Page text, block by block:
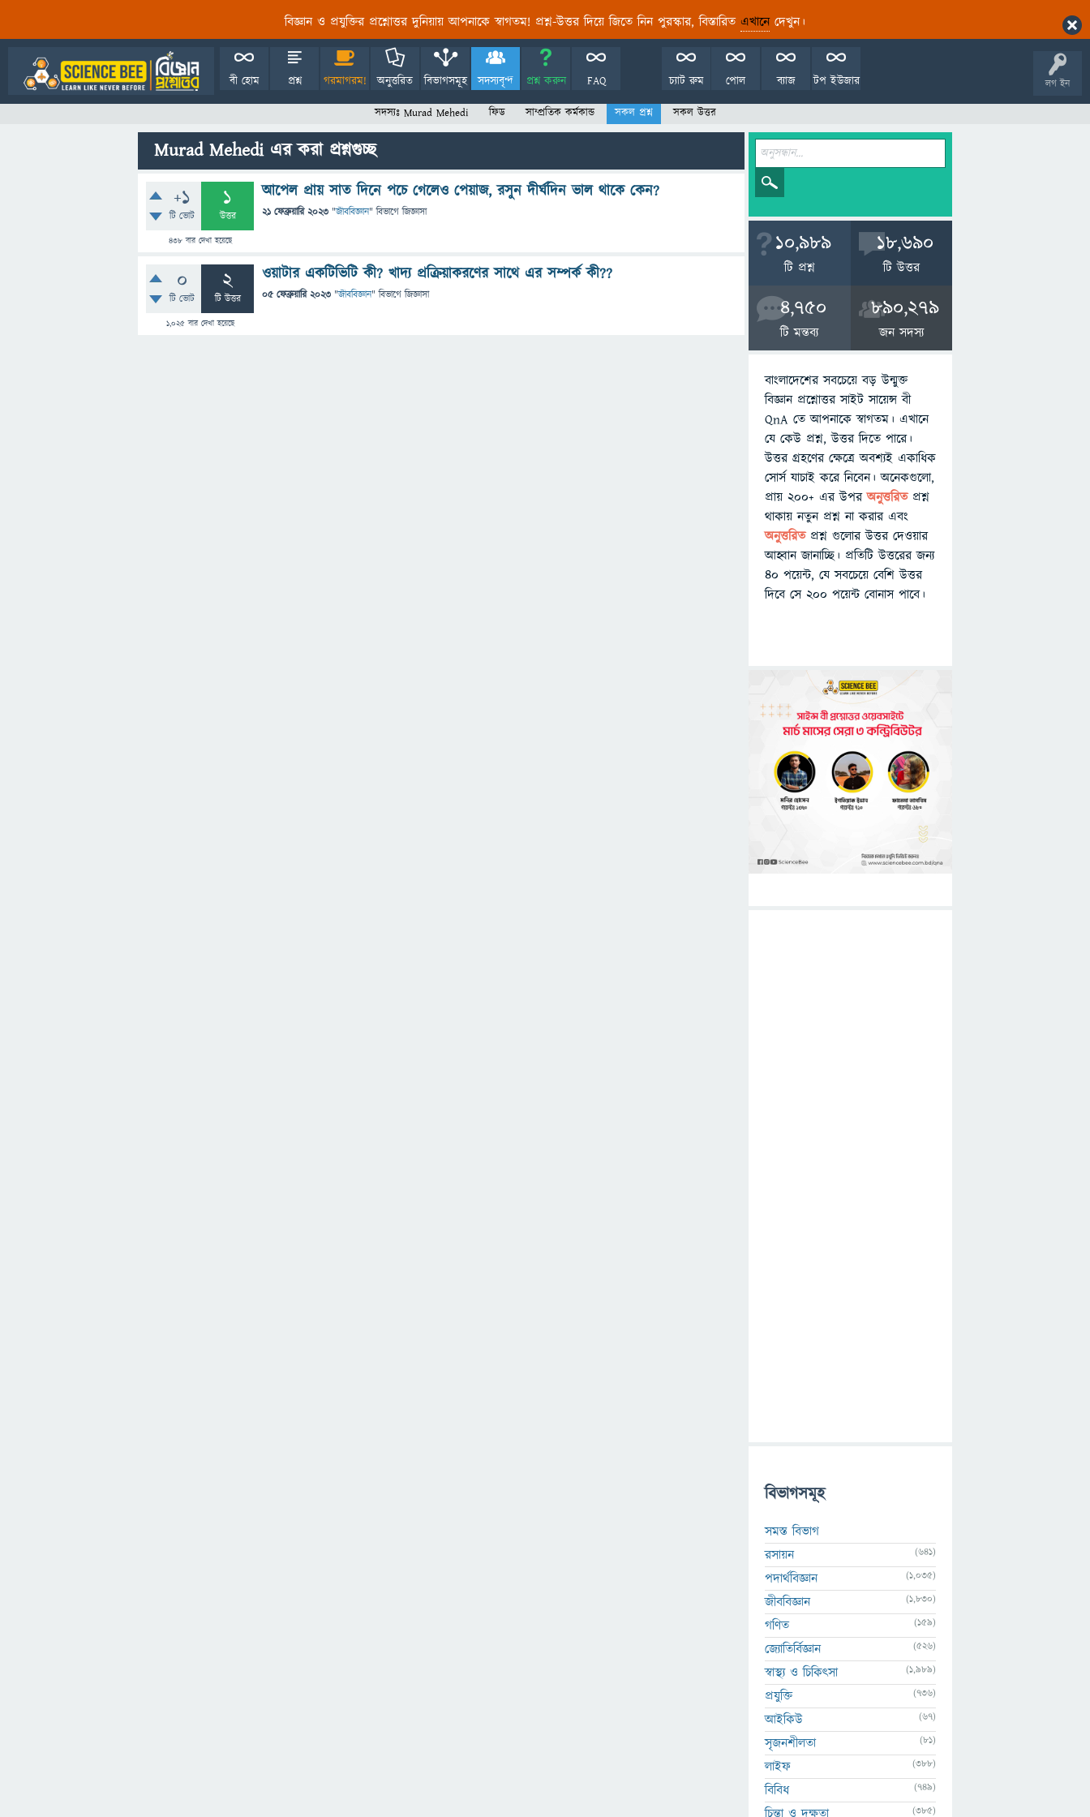
বিজ্ঞান ও প্রযুক্তির প্রশ্নোত্তর দুনিয়ায় আপনাকে স্বাগতম! প্রশ্ন-উত্তর দিয়ে জিতে নিন পুরস্কার, বিস্তারিত এখানেদেখুন।
লগ ইন
বী হোম প্রশ্ন গরমাগরম! অনুত্তরিত বিভাগসমূহ সদস্যবৃন্দ প্রশ্ন করুন FAQ টপ ইউজার
ব্যাজ
পোল
চ্যাট রুম
সদস্যঃ Murad Mehedi ফিড সাম্প্রতিক কর্মকান্ড সকল প্রশ্ন সকল উত্তর
Murad Mehedi এর করা প্রশ্নগুচ্ছ
+1
টি ভোট
1
উত্তর
438বার দেখা হয়েছে
আপেল প্রায় সাত দিনে পচে গেলেও পেয়াজ, রসুন দীর্ঘদিন ভাল থাকে কেন?
21 ফেব্রুয়ারি 2023 "জীববিজ্ঞান" বিভাগে জিজ্ঞাসা
0
টি ভোট
2
টি উত্তর
1,025বার দেখা হয়েছে
ওয়াটার একটিভিটি কী? খাদ্য প্রক্রিয়াকরণের সাথে এর সম্পর্ক কী??
05 ফেব্রুয়ারি 2023 "জীববিজ্ঞান" বিভাগে জিজ্ঞাসা
10,989
টি প্রশ্ন
18,690
টি উত্তর
4,750
টি মন্তব্য
890,279
জন সদস্য
বাংলাদেশের সবচেয়ে বড় উন্মুক্ত
বিজ্ঞান প্রশ্নোত্তর সাইট সায়েন্স বী
QnA তে আপনাকে স্বাগতম। এখানে
যে কেউ প্রশ্ন, উত্তর দিতে পারে।
উত্তর গ্রহণের ক্ষেত্রে অবশ্যই একাধিক
সোর্স যাচাই করে নিবেন। অনেকগুলো,
প্রায় ২০০+ এর উপরঅনুত্তরিতপ্রশ্ন
থাকায় নতুন প্রশ্ন না করার এবং
অনুত্তরিত প্রশ্ন গুলোর উত্তর দেওয়ার
আহ্বান জানাচ্ছি। প্রতিটি উত্তরের জন্য
৪০ পয়েন্ট, যে সবচেয়ে বেশি উত্তর
দিবে সে ২০০ পয়েন্ট বোনাস পাবে।
বিভাগসমূহ
সমস্ত বিভাগ
রসায়ন
(641)
পদার্থবিজ্ঞান (1,035)
জীববিজ্ঞান (1,830)
গণিত (159)
জ্যোতির্বিজ্ঞান (526)
স্বাস্থ্য ও চিকিৎসা (1,989)
প্রযুক্তি (736)
আইকিউ (67)
সৃজনশীলতা (81)
লাইফ (388)
বিবিধ (749)
চিন্তা ও দক্ষতা (385)